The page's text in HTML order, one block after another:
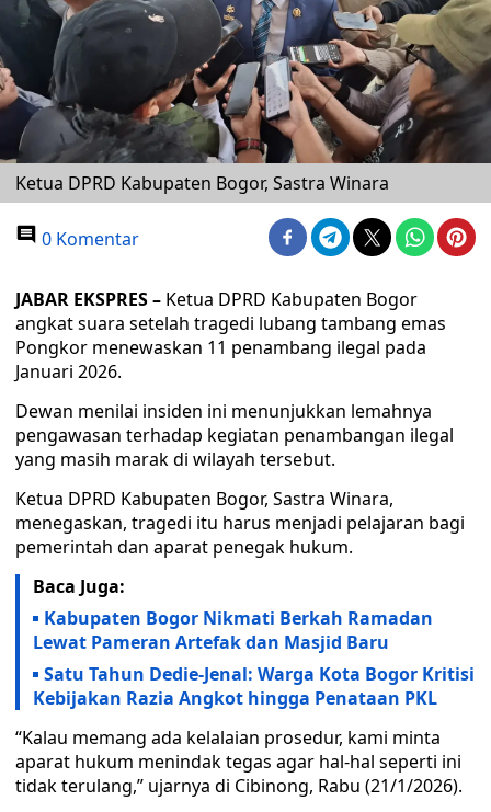
Ketua DPRD Kabupaten Bogor, Sastra Winara
0 Komentar
JABAR EKSPRES – Ketua DPRD Kabupaten Bogor
angkat suara setelah tragedi lubang tambang emas
Pongkor menewaskan 11 penambang ilegal pada
Januari 2026.
Dewan menilai insiden ini menunjukkan lemahnya
pengawasan terhadap kegiatan penambangan ilegal
yang masih marak di wilayah tersebut.
Ketua DPRD Kabupaten Bogor, Sastra Winara,
menegaskan, tragedi itu harus menjadi pelajaran bagi
pemerintah dan aparat penegak hukum.
Baca Juga:
Kabupaten Bogor Nikmati Berkah Ramadan
Lewat Pameran Artefak dan Masjid Baru
Satu Tahun Dedie-Jenal: Warga Kota Bogor Kritisi
Kebijakan Razia Angkot hingga Penataan PKL
“Kalau memang ada kelalaian prosedur, kami minta
aparat hukum menindak tegas agar hal-hal seperti ini
tidak terulang,” ujarnya di Cibinong, Rabu (21/1/2026).